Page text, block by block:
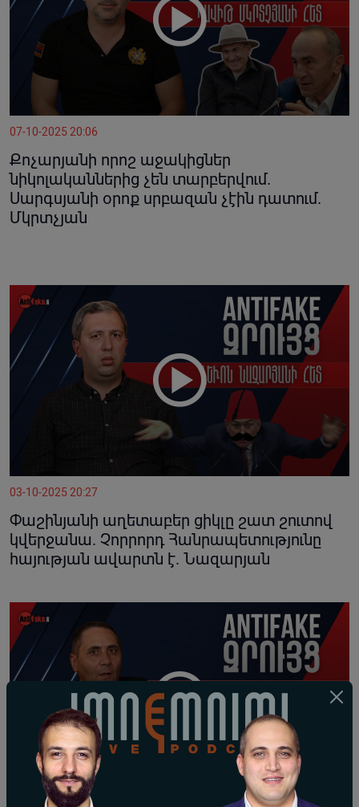
07-10-2025 20:06
Քոչարյանի որոշ աջակիցներ
նիկոլականներից չեն տարբերվում.
Սարգսյանի օրոք սրբազան չէին դատում.
Մկրտչյան
03-10-2025 20:27
Փաշինյանի աղետաբեր ցիկլը շատ շուտով
կվերջանա. Չորրորդ Հանրապետությունը
հայության ավարտն է. Նազարյան